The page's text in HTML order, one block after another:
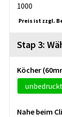
1000
Preis ist zzgl.
Stap 3:
Köcher
unbedruckt
Nahe beim